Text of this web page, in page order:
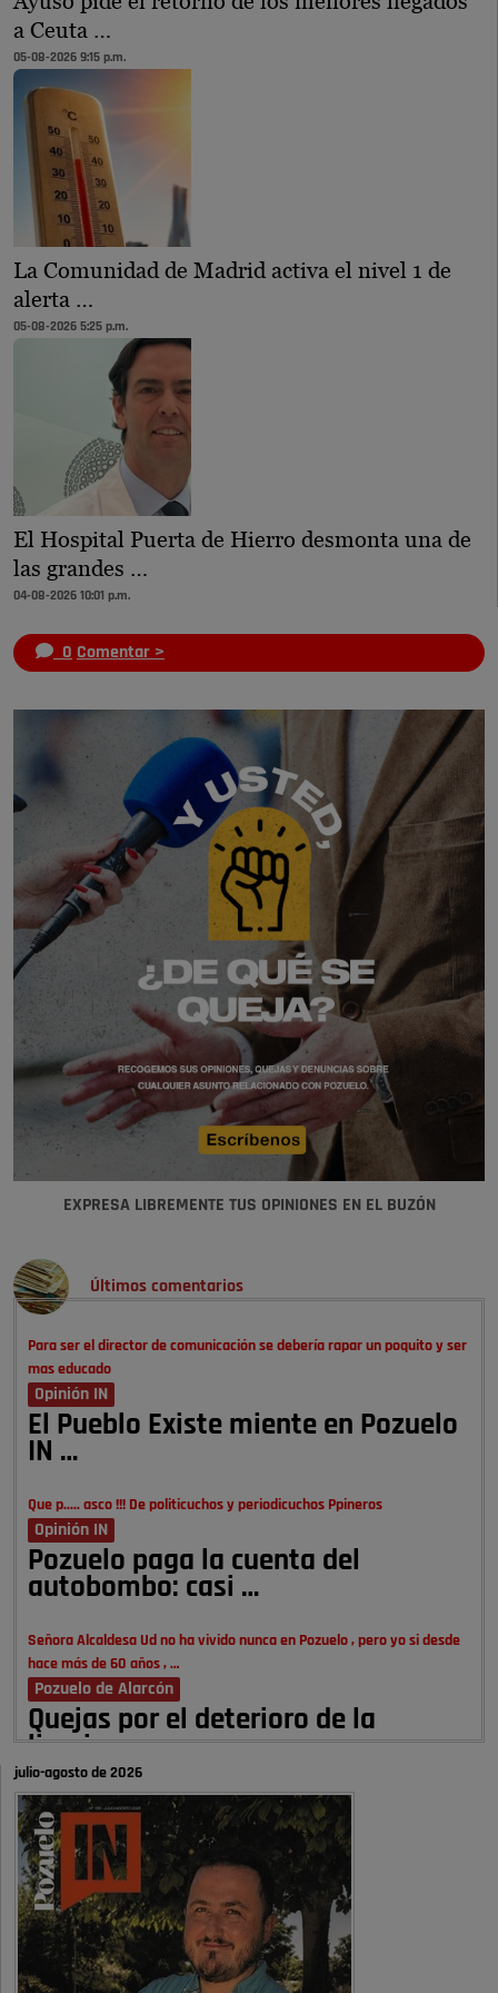
a Ceuta …
05-08-2026 9:15 p.m.
La Comunidad de Madrid activa el nivel 1 de
alerta …
05-08-2026 5:25 p.m.
El Hospital Puerta de Hierro desmonta una de
las grandes …
04-08-2026 10:01 p.m.
0 Comentar >
EXPRESA LIBREMENTE TUS OPINIONES EN EL BUZÓN
Últimos comentarios
Para ser el director de comunicación se debería rapar un poquito y ser
mas educado
Opinión IN
El Pueblo Existe miente en Pozuelo
IN …
Que p..... asco !!! De politicuchos y periodicuchos Ppineros
Opinión IN
Pozuelo paga la cuenta del
autobombo: casi …
Señora Alcaldesa Ud no ha vivido nunca en Pozuelo , pero yo si desde
hace más de 60 años , …
Pozuelo de Alarcón
Quejas por el deterioro de la
limpieza …
A ver si es posible que haya vivienda para familias con hijos y no
solamente jóvenes que no es tan …
Pozuelo de Alarcón
Pozuelo desbloquea
definitivamente Huerta Grande: las
obras …
Donde pueden inscribirse las personas empadronados en Pozuelo para
julio-agosto de 2026